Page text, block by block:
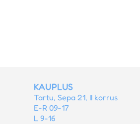
KAUPLUS
Tartu, Sepa 21, II korrus
E-R 09-17
L 9-16